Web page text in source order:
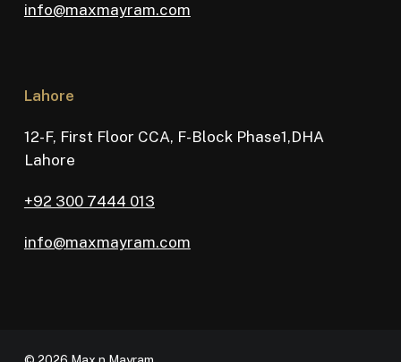
info@maxmayram.com
Lahore
12-F, First Floor CCA, F-Block Phase1,DHA
Lahore
+92 300 7444 013
info@maxmayram.com